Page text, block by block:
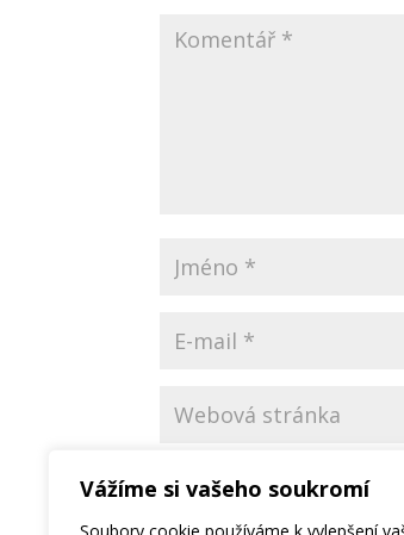
Vážíme si vašeho soukromí
Uložit do prohlížeče